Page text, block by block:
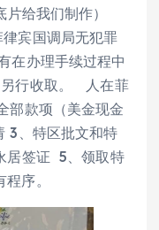
给我们制作）
宾国调局无犯罪
在办理手续过程中
另行收取。 人在菲
部款项（美金现金
3、特区批文和特
居签证 5、领取特
序。